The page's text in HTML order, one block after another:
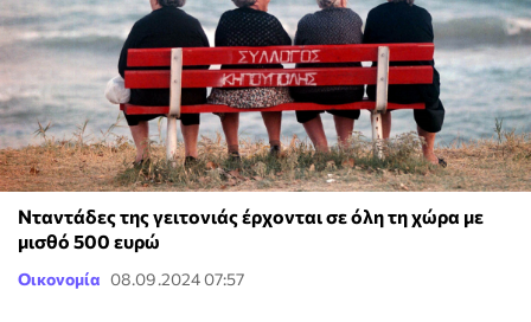
Νταντάδες της γειτονιάς έρχονται σε όλη τη χώρα με
μισθό 500 ευρώ
Οικονομία 08.09.2024 07:57